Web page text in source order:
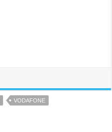
VODAFONE